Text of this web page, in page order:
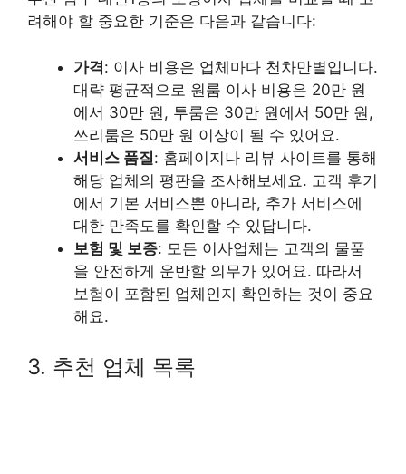
려해야 할 중요한 기준은 다음과 같습니다:
가격: 이사 비용은 업체마다 천차만별입니다.
대략 평균적으로 원룸 이사 비용은 20만 원
에서 30만 원, 투룸은 30만 원에서 50만 원,
쓰리룸은 50만 원 이상이 될 수 있어요.
서비스 품질: 홈페이지나 리뷰 사이트를 통해
해당 업체의 평판을 조사해보세요. 고객 후기
에서 기본 서비스뿐 아니라, 추가 서비스에
대한 만족도를 확인할 수 있답니다.
보험 및 보증: 모든 이사업체는 고객의 물품
을 안전하게 운반할 의무가 있어요. 따라서
보험이 포함된 업체인지 확인하는 것이 중요
해요.
3. 추천 업체 목록